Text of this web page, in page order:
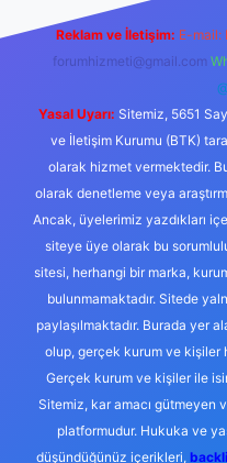
Reklam ve İletişim: E-mail:
forumhizmeti@gmail.com
Yasal Uyarı: Sitemiz, 5651
ve İletişim Kurumu (BTK)
olarak hizmet vermektedir.
olarak denetleme veya
Ancak, üyelerimiz yazdıkları
siteye üye olarak bu
sitesi, herhangi bir marka,
bulunmamaktadır. Sitede
paylaşılmaktadır. Burada yer
olup, gerçek kurum ve kişiler
Gerçek kurum ve kişiler ile
Sitemiz, kar amacı gütmeyen
platformudur. Hukuka ve
düşündüğünüz içerikleri,